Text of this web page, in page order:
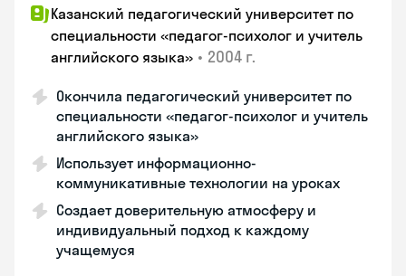
Казанский педагогический университет по
специальности «педагог-психолог и учитель
английского языка» • 2004 г.
Окончила педагогический университет по
специальности «педагог-психолог и учитель
английского языка»
Использует информационно-
коммуникативные технологии на уроках
Создает доверительную атмосферу и
индивидуальный подход к каждому
учащемуся